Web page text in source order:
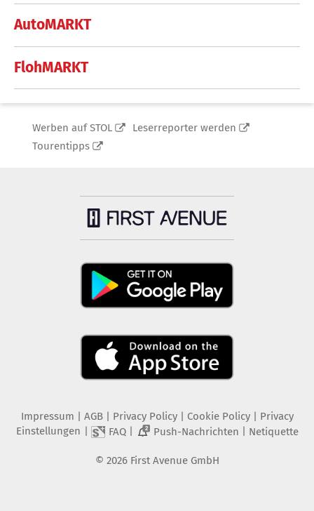
AutoMARKT
FlohMARKT
Werben auf STOL
Leserreporter werden
Tourentipps
Impressum AGB Privacy Policy| Cookie Policy| Privacy
Einstellungen
FAQ| 2 Push-Nachrichten Netiquette
© 2026 First Avenue GmbH